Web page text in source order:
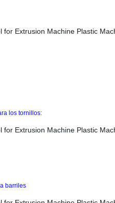
los tornillos:
barriles